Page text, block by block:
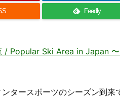
Feedly
/ Popular Ski Area in Japan
タースポーツのシーズン到来